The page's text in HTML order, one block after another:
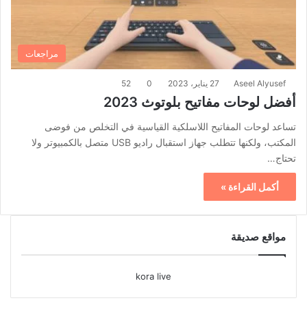
مراجعات
Aseel Alyusef 27 يناير، 2023 0
52
أفضل لوحات مفاتيح بلوتوث 2023
تساعد لوحات المفاتيح اللاسلكية القياسية في التخلص من فوضى
المكتب، ولكنها تتطلب جهاز استقبال راديو USB متصل بالكمبيوتر ولا
تحتاج…
أكمل القراءة »
مواقع صديقة
kora live